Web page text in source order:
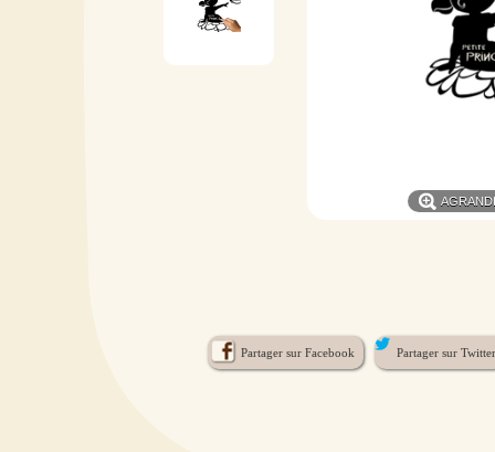
Partager sur Facebook Partager sur Twitter